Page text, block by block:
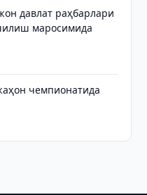
давлат раҳбарлари
маросимида
чемпионатида